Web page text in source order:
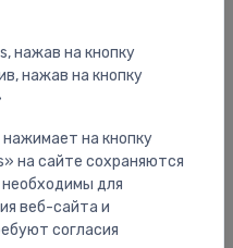
нажав на кнопку
нажав на кнопку
на кнопку
на сайте сохраняются
для
веб-сайта и
согласия